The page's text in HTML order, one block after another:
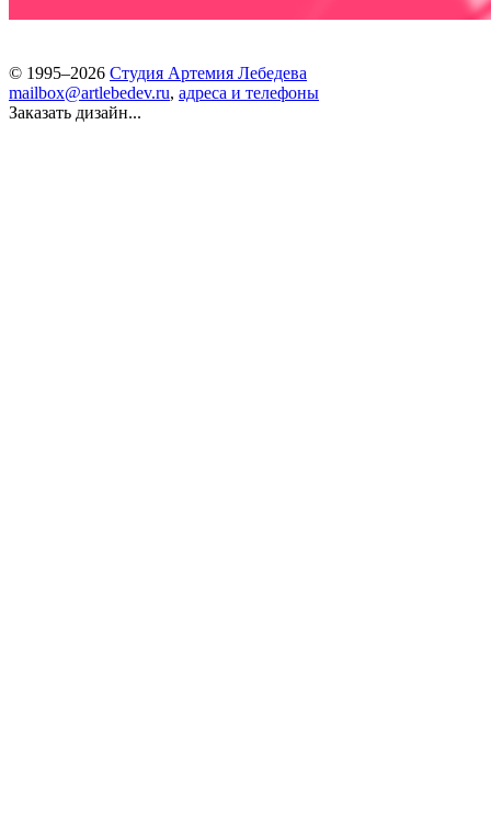
© 1995–2026 Студия Артемия Лебедева
mailbox@artlebedev.ru, адреса и телефоны
Заказать дизайн...